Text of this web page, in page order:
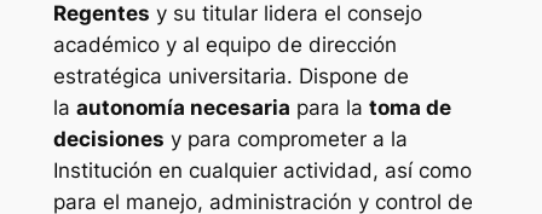
Regentes y su titular lidera el consejo
académico y al equipo de dirección
estratégica universitaria. Dispone de
la autonomía necesaria para la toma de
decisiones y para comprometer a la
Institución en cualquier actividad, así como
para el manejo, administración y control de